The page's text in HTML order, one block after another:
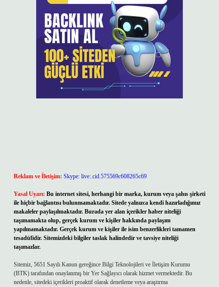
Reklam ve İletişim: Skype: live:.cid.575569c608265c69
Yasal Uyarı: Bu internet sitesi, herhangi bir marka, kurum veya şahıs şirketi
ile hiçbir bağlantısı bulunmamaktadır. Sitede yalnızca kendi hazırladığımız
makaleler paylaşılmaktadır. Burada yer alan içerikler haber niteliği
taşımamakta olup, gerçek kurum ve kişiler hakkında paylaşım
yapılmamaktadır. Gerçek kurum ve kişiler ile isim benzerlikleri tamamen
tesadüfidir. Sitemizdeki bilgiler taslak halindedir ve tavsiye niteliği
taşımazlar.
Sitemiz, 5651 Sayılı Kanun gereğince Bilgi Teknolojileri ve İletişim Kurumu
(BTK) tarafından onaylanmış bir Yer Sağlayıcı olarak hizmet vermektedir. Bu
nedenle, sitedeki içerikleri proaktif olarak denetleme veya araştırma